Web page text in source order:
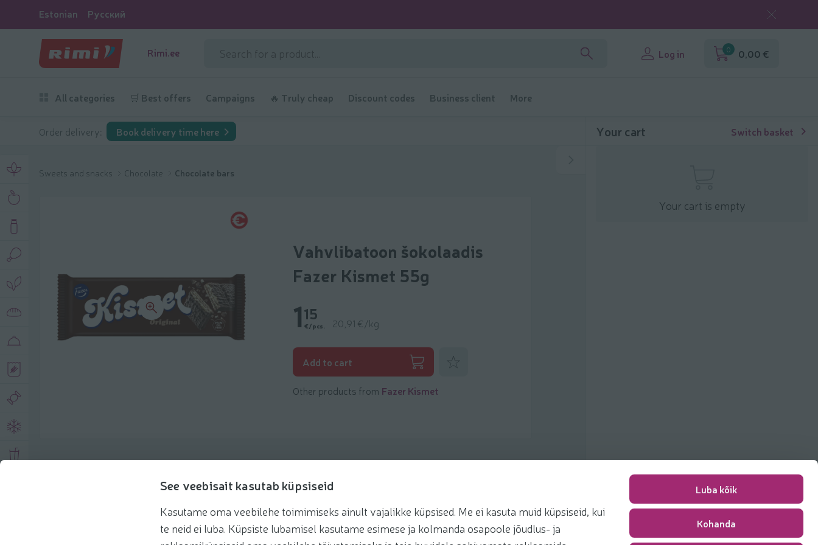
See veebisait kasutab küpsiseid
Kasutame oma veebilehe toimimiseks ainult vajalikke küpsised. Me ei kasuta muid küpsiseid, kui
te neid ei luba. Küpsiste lubamisel kasutame esimese ja kolmanda osapoole jõudlus- ja
Luba kõik
Kohanda
Estonian Русский
Rimi.ee Log in 0 0,00 €
All categories 🛒 Best offers Campaigns 🔥 Truly cheap Discount codes Business client More
Order delivery: Book delivery time here
Sweets and snacks Chocolate Chocolate bars
Vahvlibatoon šokolaadis
Fazer Kismet 55g
115
€/pcs. 20,91 €/kg
Add to cart
Other products from Fazer Kismet
Recommendations Recipes
Your cart Switch basket
Your cart is empty